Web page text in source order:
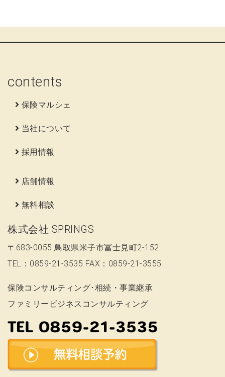
contents
保険マルシェ
当社について
採用情報
店舗情報
無料相談
株式会社 SPRINGS
〒683-0055 鳥取県米子市冨士見町2-152
TEL：0859-21-3535 FAX：0859-21-3555
保険コンサルティング･相続・事業継承
ファミリービジネスコンサルティング